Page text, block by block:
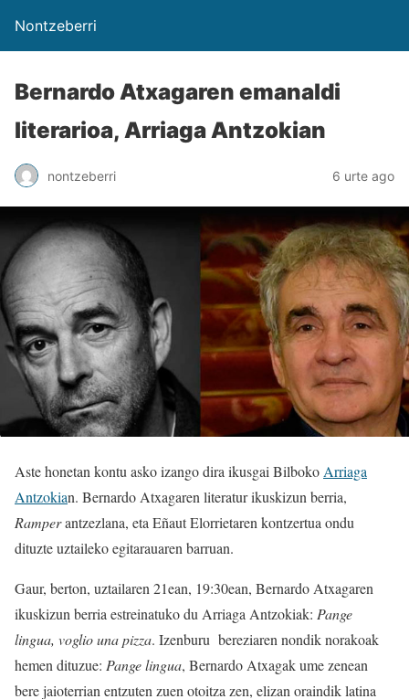
Nontzeberri
Bernardo Atxagaren emanaldi
literarioa, Arriaga Antzokian
nontzeberri 6 urte ago
Aste honetan kontu asko izango dira ikusgai BilbokoArriaga
Antzokian. Bernardo Atxagaren literatur ikuskizun berria,
Ramperantzezlana, eta Eñaut Elorrietaren kontzertua ondu
dituzte uztaileko egitarauaren barruan.
Gaur, berton, uztailaren 21ean, 19:30ean, Bernardo Atxagaren
ikuskizun berria estreinatuko du Arriaga Antzokiak: Pange
lingua, voglio una pizza. Izenburu bereziaren nondik norakoak
hemen dituzue: Pange lingua, Bernardo Atxagak ume zenean
bere jaioterrian entzuten zuen otoitza zen, elizan oraindik latina